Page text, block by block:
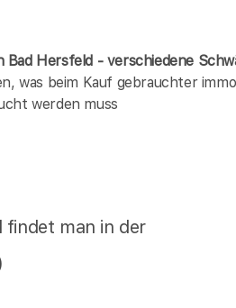
Bad Hersfeld - verschiedene
was beim Kauf gebrauchter
werden muss
findet man in der